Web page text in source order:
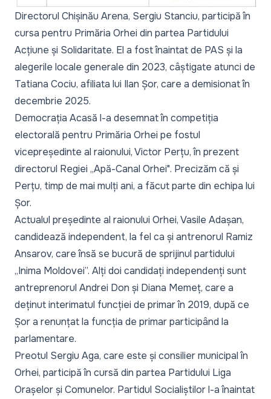
Directorul Chișinău Arena, Sergiu Stanciu, participă în
cursa pentru Primăria Orhei din partea Partidului
Acțiune și Solidaritate. El a fost înaintat de PAS și la
alegerile locale generale din 2023, câștigate atunci de
Tatiana Cociu, afiliata lui Ilan Șor, care a demisionat în
decembrie 2025.
Democrația Acasă l-a desemnat în competiția
electorală pentru Primăria Orhei pe fostul
vicepreședinte al raionului, Victor Perțu, în prezent
directorul Regiei „Apă-Canal Orhei". Precizăm că și
Perțu, timp de mai mulți ani, a făcut parte din echipa lui
Șor.
Actualul președinte al raionului Orhei, Vasile Adașan,
candidează independent, la fel ca și antrenorul Ramiz
Ansarov, care însă se bucură de sprijinul partidului
„Inima Moldovei”. Alți doi candidați independenți sunt
antreprenorul Andrei Don și Diana Memeț, care a
deținut interimatul funcției de primar în 2019, după ce
Șor a renunțat la funcția de primar participând la
parlamentare.
Preotul Sergiu Aga, care este și consilier municipal în
Orhei, participă în cursă din partea Partidului Liga
Orașelor și Comunelor. Partidul Socialiștilor l-a înaintat